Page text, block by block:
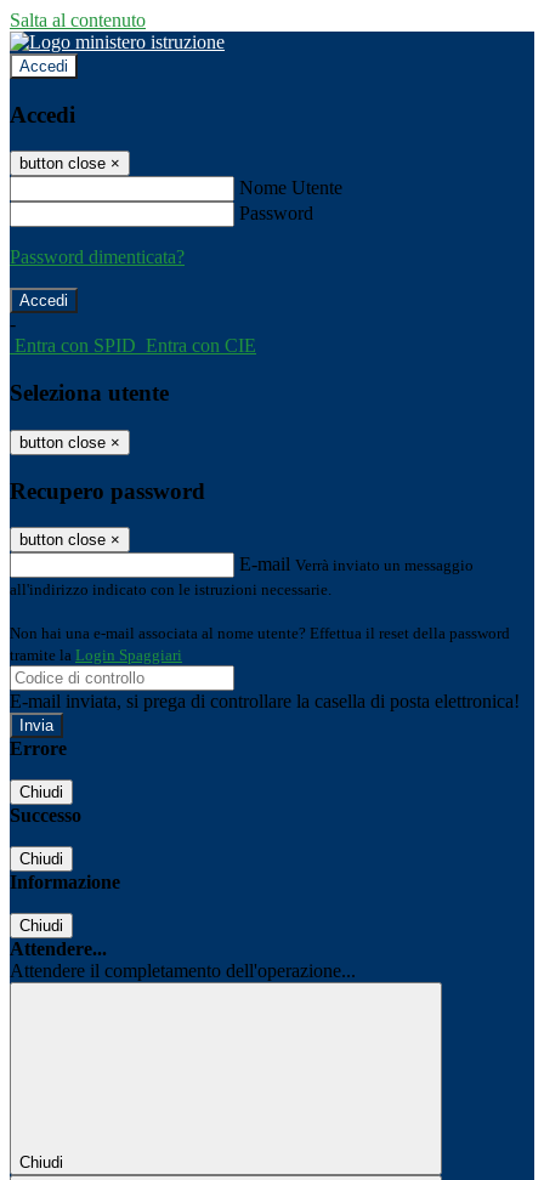
Salta al contenuto
Accedi
Accedi
button close ×
Nome Utente
Password
Password dimenticata?
-
Entra con SPID Entra con CIE
Seleziona utente
button close ×
Recupero password
button close ×
E-mail Verrà inviato un messaggio
all'indirizzo indicato con le istruzioni necessarie.
Non hai una e-mail associata al nome utente? Effettua il reset della password
tramite la Login Spaggiari
E-mail inviata, si prega di controllare la casella di posta elettronica!
Errore
Chiudi
Successo
Chiudi
Informazione
Chiudi
Attendere...
Attendere il completamento dell'operazione...
Chiudi